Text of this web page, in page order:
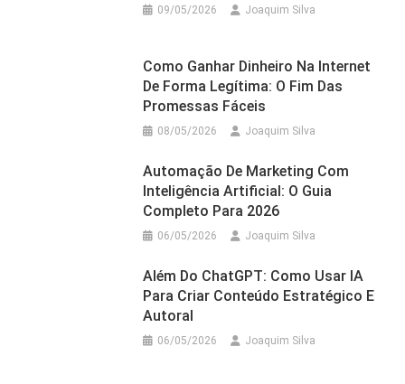
09/05/2026 Joaquim Silva
Como Ganhar Dinheiro Na Internet
De Forma Legítima: O Fim Das
Promessas Fáceis
08/05/2026 Joaquim Silva
Automação De Marketing Com
Inteligência Artificial: O Guia
Completo Para 2026
06/05/2026 Joaquim Silva
Além Do ChatGPT: Como Usar IA
Para Criar Conteúdo Estratégico E
Autoral
06/05/2026 Joaquim Silva